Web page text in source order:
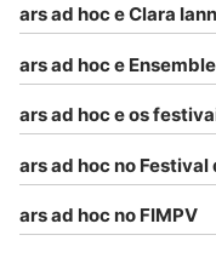
ars ad hoc e Clara
ars ad hoc e
ars ad hoc e os
ars ad hoc no Festival
ars ad hoc no FIMPV